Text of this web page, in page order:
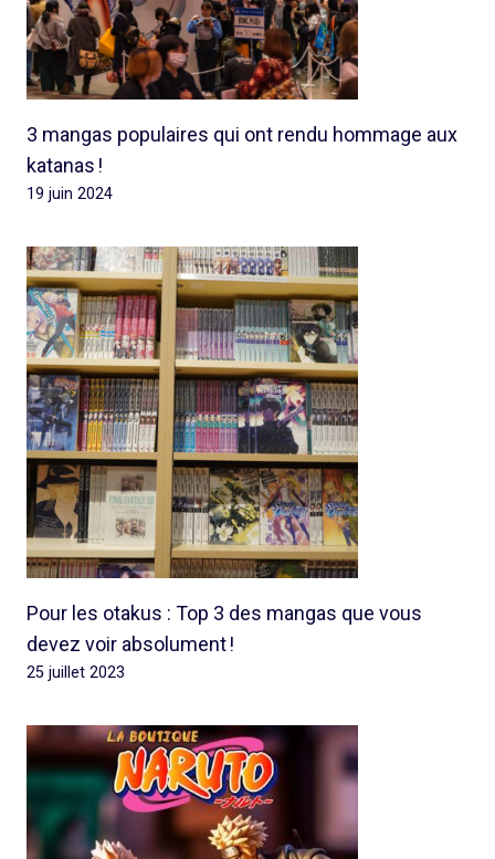
3 mangas populaires qui ont rendu hommage aux
katanas !
19 juin 2024
Pour les otakus : Top 3 des mangas que vous
devez voir absolument !
25 juillet 2023